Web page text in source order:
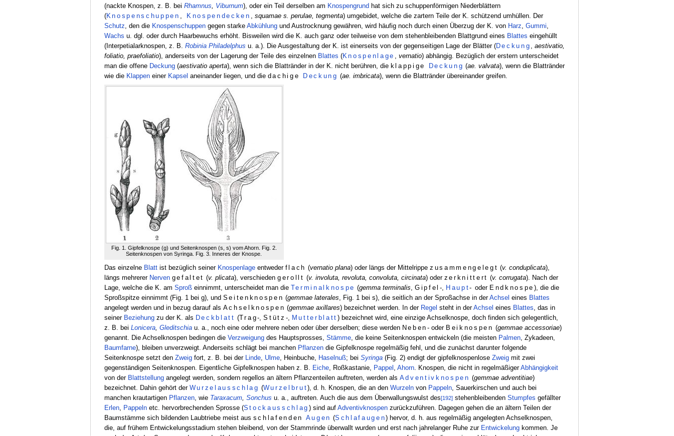
(nackte Knospen, z. B. bei Rhamnus Viburnum), oder ein Teil derselben am Knospengrund hat sich zu schuppenförmigen Niederblättern
(Knospenschuppen Knospendecken squamae s. perulae, tegmenta) umgebidet, welche die zartern Teile der K. schützend umhüllen. Der
Schutz , den die Knospenschuppengegen starke Abkühlungund Austrocknung gewähren, wird häufig noch durch einen Überzug der K. von Harz Gummi
Wachs u. dgl. oder durch Haarbewuchs erhöht. Bisweilen wird die K. auch ganz oder teilweise von dem stehenbleibenden Blattgrund eines Blattes eingehüllt
(Interpetialarknospen, z. B. Robinia Philadelphus u. a.). Die Ausgestaltung der K. ist einerseits von der gegenseitigen Lage der Blätter (Deckung ,aestivatio,
foliatio, praefoliatio), anderseits von der Lagerung der Teile des einzelnen Blattes (Knospenlage vernatio) abhängig. Bezüglich der erstern unterscheidet
man die offene Deckung(aestivatio aperta), wenn sich die Blattränder in der K. nicht berühren, die klappige Deckung (ae. valvata), wenn die Blattränder
wie die Klappeneiner Kapsel aneinander liegen, und die dachige Deckung (ae. imbricata), wenn die Blattränder übereinander greifen.
Fig. 1. Gipfelknospe (g) und Seitenknospen (s, s) vom Ahorn. Fig. 2.
Seitenknospen von Syringa. Fig. 3. Inneres der Knospe.
Das einzelne Blattist bezüglich seiner Knospenlageentweder flach (vernatio plana) oder längs der Mittelrippe zusammengelegt (v. conduplicata),
längs mehrerer Nerven gefaltet (v. plicata), verschieden gerollt (v. involuta, revoluta, convoluta, circinata) oder zerknittert (v. corrugata). Nach der
Lage, welche die K. am Sproßeinnimmt, unterscheidet man die Terminalknospe (gemma terminalis, Gipfel -, Haupt- oder Endknospe), die die
Sproßspitze einnimmt (Fig. 1 bei g), und Seitenknospen (gemmae laterales, Fig. 1 bei s), die seitlich an der Sproßachse in derAchsel eines Blattes
angelegt werden und in bezug darauf als Achselknospen (gemmae axillares) bezeichnet werden. In der Regel steht in derAchsel eines Blattes, das in
seiner Beziehungzu der K. als Deckblatt (Trag-,Stütz -, Mutterblatt) bezeichnet wird, eine einzige Achselknospe, doch finden sich gelegentlich,
z. B. bei Lonicera, Gleditschiau. a., noch eine oder mehrere neben oder über derselben; diese werden Neben - oder Beiknospen (gemmae accessoriae)
genannt. Die Achselknospen bedingen die Verzweigungdes Hauptsprosses, Stämme, die keine Seitenknospen entwickeln (die meisten Palmen, Zykadeen,
Baumfarne), bleiben unverzweigt. Anderseits schlägt bei manchen Pflanzendie Gipfelknospe regelmäßig fehl, und die zunächst darunter folgende
Seitenknospe setzt den Zweigfort, z. B. bei der Linde, Ulme, Heinbuche, Haselnuß; bei Syringa(Fig. 2) endigt der gipfelknospenlose Zweigmit zwei
gegenständigen Seitenknospen. Eigentliche Gipfelknospen haben z. B. Eiche, Roßkastanie, Pappel , Ahorn. Knospen, die nicht in regelmäßigerAbhängigkeit
von der Blattstellungangelegt werden, sondern regellos an ältern Pflanzenteilen auftreten, werden als Adventivknospen (gemmae adventitiae)
bezeichnet. Dahin gehört der Wurzelausschlag (Wurzelbrut), d. h. Knospen, die an denWurzeln von Pappeln, Sauerkirschen und auch bei
manchen krautartigen Pflanzen, wie Taraxacum, Sonchus u. a., auftreten. Auch die aus dem Überwallungswulst des[192]stehenbleibenden Stumpfes gefällter
Erlen, Pappelnetc. hervorbrechenden Sprosse (Stockausschlag ) sind auf Adventivknospen zurückzuführen. Dagegen gehen die an ältern Teilen der
Baumstämme sich bildenden Laubtriebe meist aus schlafenden Augen (Schlafaugen) hervor, d. h. aus regelmäßig angelegten Achselknospen,
die, auf frühem Entwickelungsstadium stehen bleibend, von der Stammrinde überwallt wurden und erst nach jahrelanger Ruhe zur Entwickelungkommen. Je